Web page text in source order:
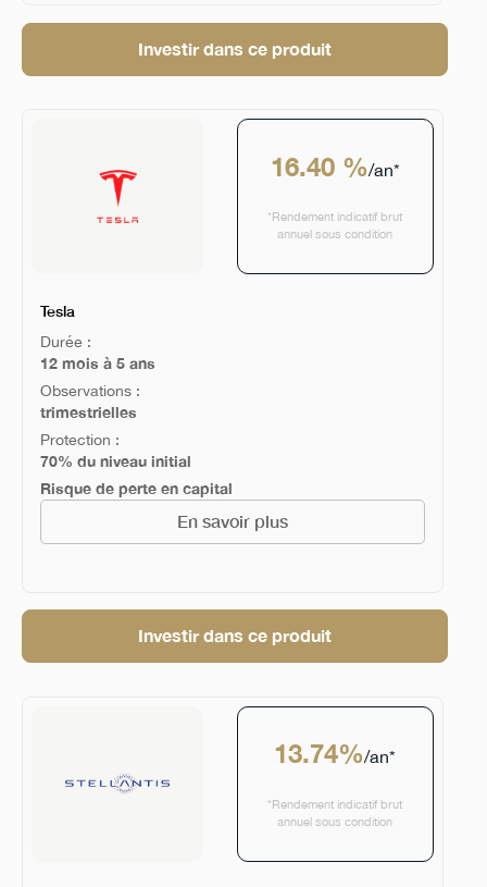
Investir dans ce produit
16.40 %/an*
*Rendement indicatif brut
annuel sous condition
Tesla
Durée :
12 mois à 5 ans
Observations :
trimestrielles
Protection :
70% du niveau initial
Risque de perte en capital
En savoir plus
Investir dans ce produit
13.74%/an*
*Rendement indicatif brut
annuel sous condition